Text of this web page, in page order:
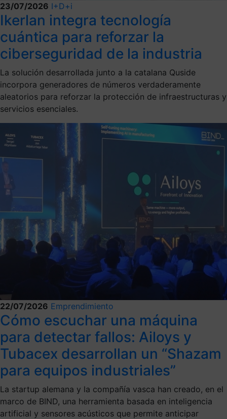
23/07/2026 I+D+i
Ikerlan integra tecnología
cuántica para reforzar la
ciberseguridad de la industria
La solución desarrollada junto a la catalana Quside
incorpora generadores de números verdaderamente
aleatorios para reforzar la protección de infraestructuras y
servicios esenciales.
22/07/2026 Emprendimiento
Cómo escuchar una máquina
para detectar fallos: Ailoys y
Tubacex desarrollan un “Shazam
para equipos industriales”
La startup alemana y la compañía vasca han creado, en el
marco de BIND, una herramienta basada en inteligencia
artificial y sensores acústicos que permite anticipar